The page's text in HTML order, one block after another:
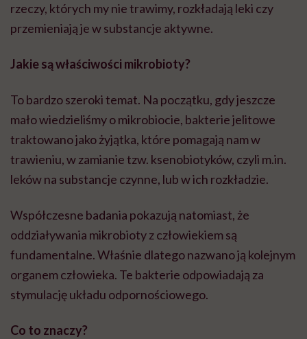
rzeczy, których my nie trawimy, rozkładają leki czy
przemieniają je w substancje aktywne.
Jakie są właściwości mikrobioty?
To bardzo szeroki temat. Na początku, gdy jeszcze
mało wiedzieliśmy o mikrobiocie, bakterie jelitowe
traktowano jako żyjątka, które pomagają nam w
trawieniu, w zamianie tzw. ksenobiotyków, czyli m.in.
leków na substancje czynne, lub w ich rozkładzie.
Współczesne badania pokazują natomiast, że
oddziaływania mikrobioty z człowiekiem są
fundamentalne. Właśnie dlatego nazwano ją kolejnym
organem człowieka. Te bakterie odpowiadają za
stymulację układu odpornościowego.
Co to znaczy?